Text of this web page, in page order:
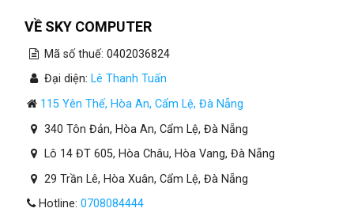
VỀ SKY COMPUTER
Mã số thuế: 0402036824
Đại diện: Lê Thanh Tuấn
115 Yên Thế, Hòa An, Cẩm Lệ, Đà Nẵng
340 Tôn Đản, Hòa An, Cẩm Lệ, Đà Nẵng
Lô 14 ĐT 605, Hòa Châu, Hòa Vang, Đà Nẵng
29 Trần Lê, Hòa Xuân, Cẩm Lệ, Đà Nẵng
Hotline: 0708084444